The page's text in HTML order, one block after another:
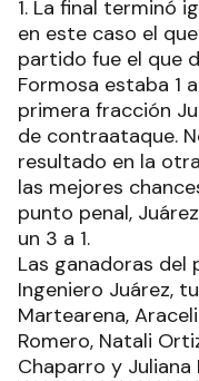
1. La final terminó
en este caso el
partido fue el que
Formosa estaba 1
primera fracción
de contraataque.
resultado en la
las mejores
punto penal,
un 3 a 1.
Las ganadoras del
Ingeniero Juárez,
Martearena,
Romero, Natali
Chaparro y Juliana